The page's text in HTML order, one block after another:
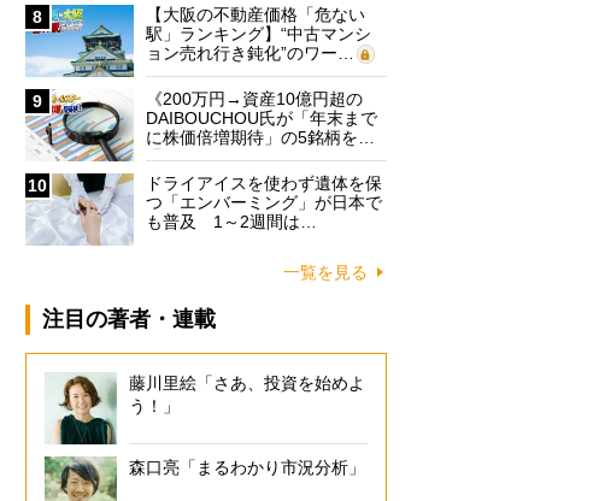
8
【大阪の不動産価格「危ない
駅」ランキング】“中古マンシ
ョン売れ行き鈍化”のワー…
9
《200万円→資産10億円超の
DAIBOUCHOU氏が「年末まで
に株価倍増期待」の5銘柄を…
10
ドライアイスを使わず遺体を保
つ「エンバーミング」が日本で
も普及 1～2週間は…
一覧を見る
注目の著者・連載
藤川里絵「さあ、投資を始めよ
う！」
森口亮「まるわかり市況分析」